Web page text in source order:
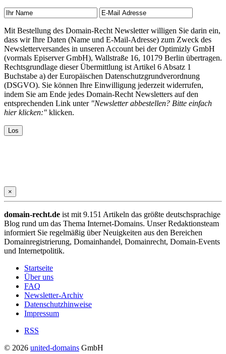
Mit Bestellung des Domain-Recht Newsletter willigen Sie darin ein,
dass wir Ihre Daten (Name und E-Mail-Adresse) zum Zweck des
Newsletterversandes in unseren Account bei der Optimizly GmbH
(vormals Episerver GmbH), Wallstraße 16, 10179 Berlin übertragen.
Rechtsgrundlage dieser Übermittlung ist Artikel 6 Absatz 1
Buchstabe a) der Europäischen Datenschutzgrundverordnung
(DSGVO). Sie können Ihre Einwilligung jederzeit widerrufen,
indem Sie am Ende jedes Domain-Recht Newsletters auf den
entsprechenden Link unter "Newsletter abbestellen? Bitte einfach
hier klicken:" klicken.
×
domain-recht.de ist mit 9.151 Artikeln das größte deutschsprachige
Blog rund um das Thema Internet-Domains. Unser Redaktionsteam
informiert Sie regelmäßig über Neuigkeiten aus den Bereichen
Domainregistrierung, Domainhandel, Domainrecht, Domain-Events
und Internetpolitik.
Startseite
Über uns
FAQ
Newsletter-Archiv
Datenschutzhinweise
Impressum
RSS
© 2026 united-domains GmbH